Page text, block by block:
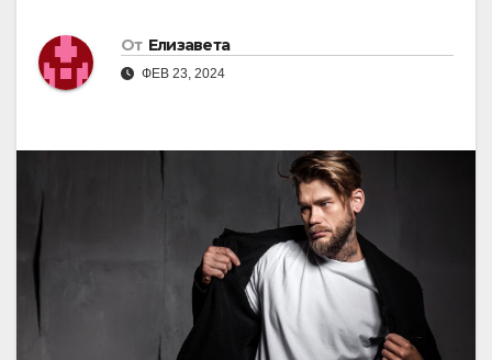
От Елизавета
ФЕВ 23, 2024